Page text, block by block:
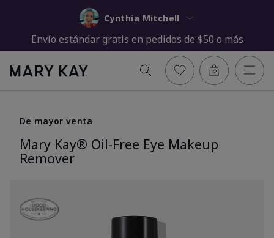
Cynthia Mitchell
Envío estándar gratis en pedidos de $50 o más
De mayor venta
Mary Kay® Oil-Free Eye Makeup
Remover